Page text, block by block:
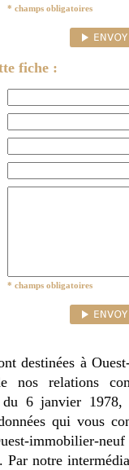
* champs obligatoires
fiche :
* champs obligatoires
destinées à
nos relations
6 janvier 1978,
qui vous
immobilier-
notre